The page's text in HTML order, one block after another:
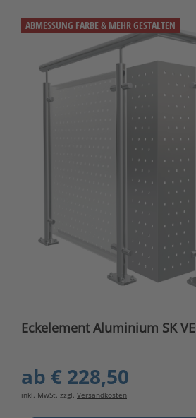
ABMESSUNG FARBE & MEHR GESTALTEN
Eckelement Aluminium SK VE
ab € 228,50
inkl. MwSt. zzgl. Versandkosten